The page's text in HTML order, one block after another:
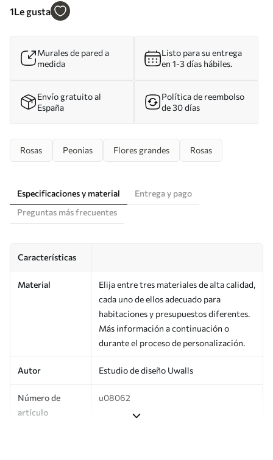
1Le gusta
Murales de pared a
medida
Listo para su entrega
en 1-3 días hábiles.
Envío gratuito al
España
Política de reembolso
de 30 días
Rosas Peonias Flores grandes Rosas
Especificaciones y material
Entrega y pago
Preguntas más frecuentes
Características
Material
Elija entre tres materiales de alta calidad,
cada uno de ellos adecuado para
habitaciones y presupuestos diferentes.
Más información a continuación o
durante el proceso de personalización.
Autor Estudio de diseño Uwalls
Número de
artículo
u08062